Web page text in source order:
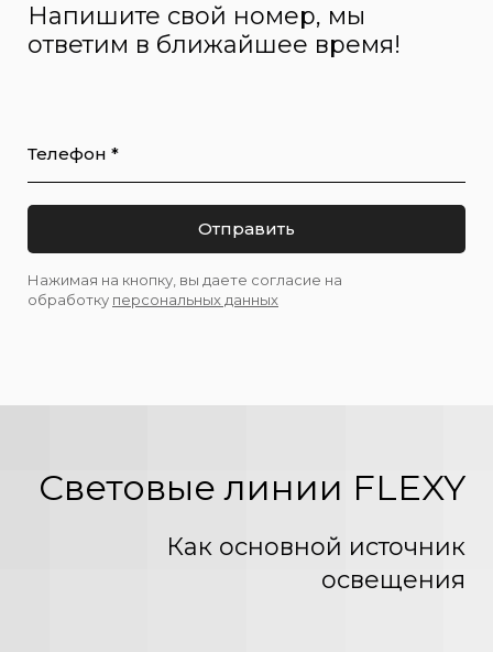
Напишите свой номер, мы
ответим в ближайшее время!
Телефон *
Отправить
Нажимая на кнопку, вы даете согласие на
обработку персональных данных
Световые линии FLEXY
Как основной источник
освещения